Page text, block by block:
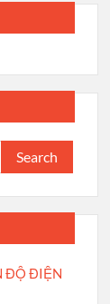
Search
for:
ĐỘ ĐIỆN